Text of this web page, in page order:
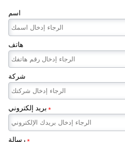
اسم
هاتف
شركة
بريد إلكتروني *
رسالة